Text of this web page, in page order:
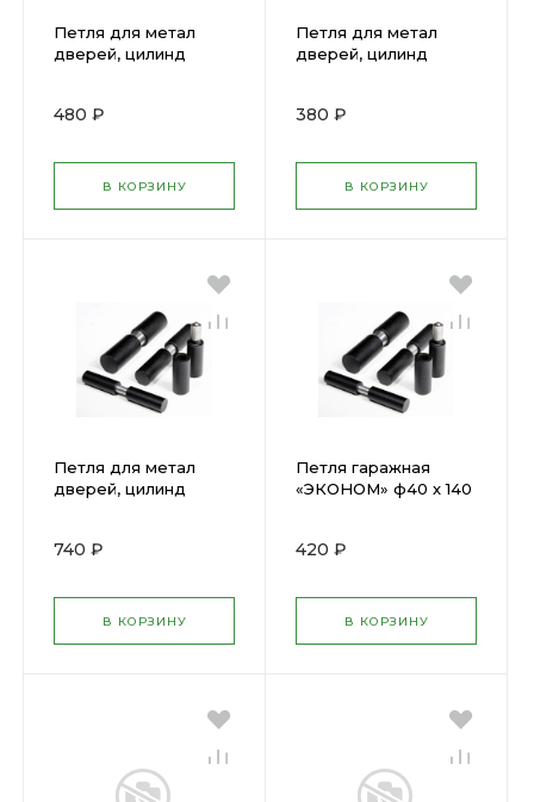
Петля для метал
дверей, цилинд
480 ₽
В КОРЗИНУ
Петля для метал
дверей, цилинд
380 ₽
В КОРЗИНУ
Петля для метал
дверей, цилинд
740 ₽
В КОРЗИНУ
Петля гаражная
«ЭКОНОМ» ф40 х 140
галтованная) (1шт)
420 ₽
В КОРЗИНУ